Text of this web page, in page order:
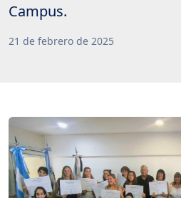
Campus.
21 de febrero de 2025